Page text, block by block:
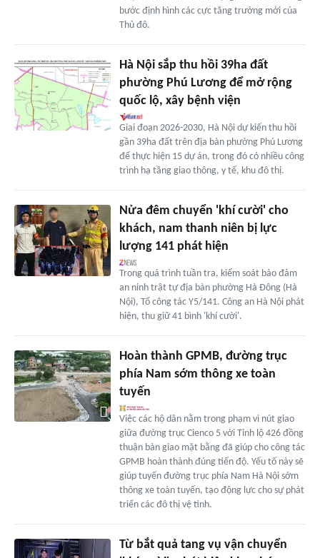
bước định hình các cực tăng trưởng mới của
Thủ đô.
Hà Nội sắp thu hồi 39ha đất
phường Phú Lương để mở rộng
quốc lộ, xây bệnh viện
Giai đoạn 2026-2030, Hà Nội dự kiến thu hồi
gần 39ha đất trên địa bàn phường Phú Lương
để thực hiện 15 dự án, trong đó có nhiều công
trình hạ tầng giao thông, y tế, khu đô thị.
Nửa đêm chuyển 'khí cười' cho
khách, nam thanh niên bị lực
lượng 141 phát hiện
Trong quá trình tuần tra, kiểm soát bảo đảm
an ninh trật tự địa bàn phường Hà Đông (Hà
Nội), Tổ công tác Y5/141. Công an Hà Nội phát
hiện, thu giữ 41 bình 'khí cười'.
Hoàn thành GPMB, đường trục
phía Nam sớm thông xe toàn
tuyến
Việc các hộ dân nằm trong phạm vi nút giao
giữa đường trục Cienco 5 với Tỉnh lộ 426 đồng
thuận bàn giao mặt bằng đã giúp cho công tác
GPMB hoàn thành đúng tiến độ. Yếu tố này sẽ
giúp tuyến đường trục phía Nam Hà Nội sớm
thông xe toàn tuyến, tạo động lực cho sự phát
triển các đô thị vệ tinh.
Từ bắt quả tang vụ vận chuyển